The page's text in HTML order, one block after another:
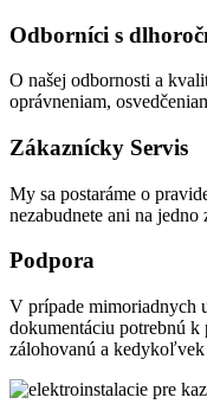
Odborníci s
O našej odbornosti a
oprávneniam,
Zákaznícky Servis
My sa postaráme o
nezabudnete ani na
Podpora
V prípade mimoriadnych
dokumentáciu potrebnú
zálohovanú a